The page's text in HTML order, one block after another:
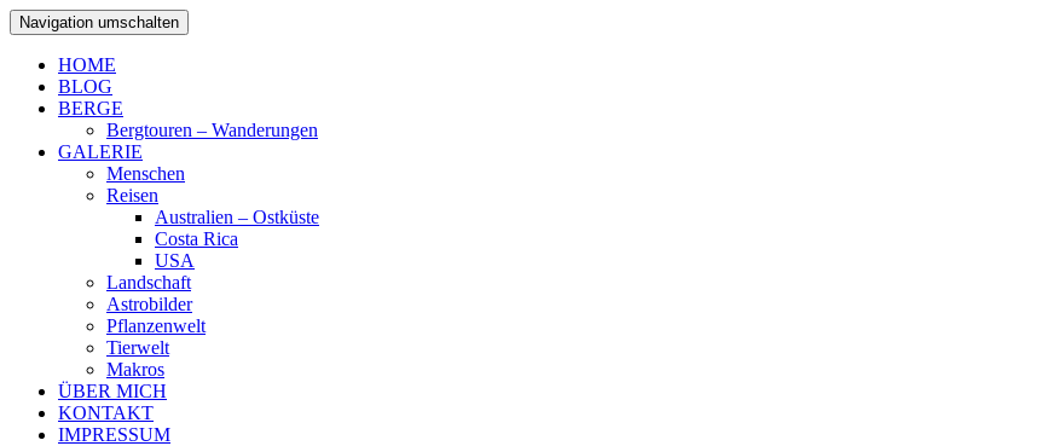
Navigation umschalten
HOME
BLOG
BERGE
Bergtouren – Wanderungen
GALERIE
Menschen
Reisen
Australien – Ostküste
Costa Rica
USA
Landschaft
Astrobilder
Pflanzenwelt
Tierwelt
Makros
ÜBER MICH
KONTAKT
IMPRESSUM